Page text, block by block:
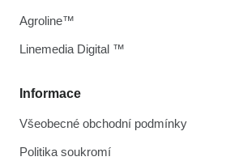
Informace
Všeobecné obchodní podmínky
Politika soukromí
Agroline™
Linemedia Digital ™